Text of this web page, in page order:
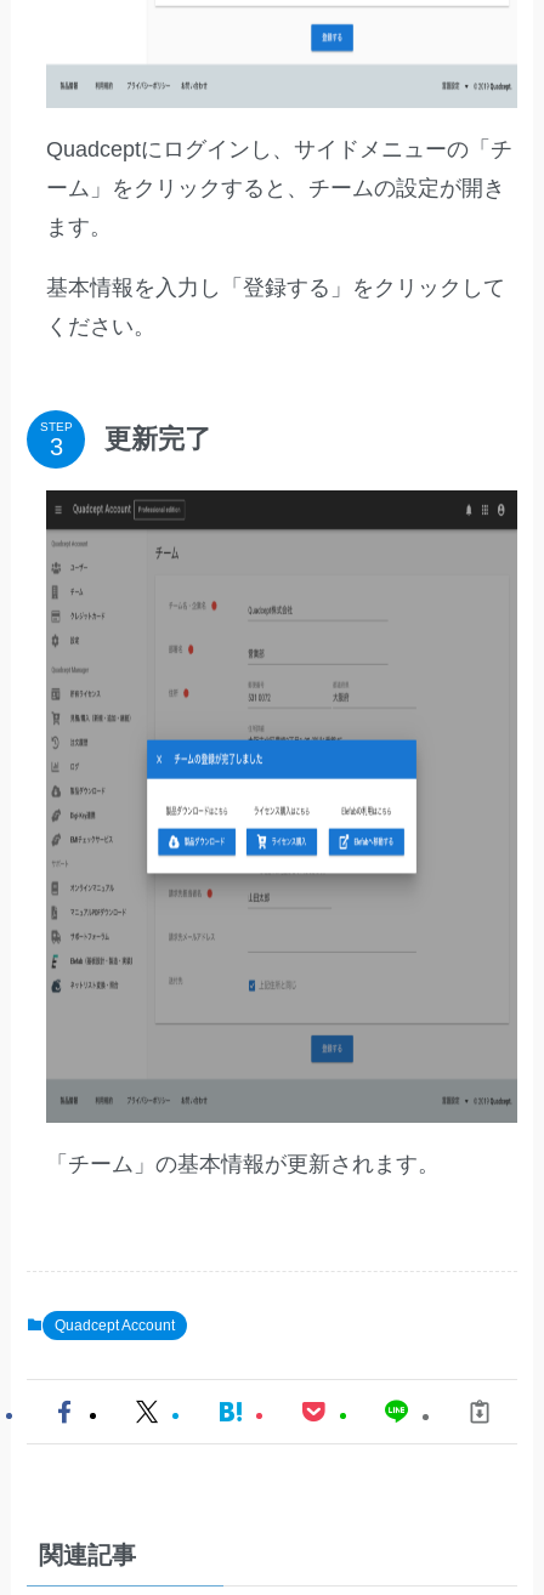
Quadceptにログインし、サイドメニューの「チ
ーム」をクリックすると、チームの設定が開き
ます。
基本情報を入力し「登録する」をクリックして
ください。
STEP 更新完了
「チーム」の基本情報が更新されます。
Quadcept Account
関連記事